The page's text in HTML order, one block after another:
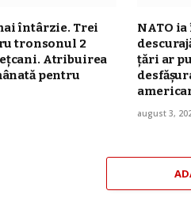
întârzie. Trei
tronsonul 2
Atribuirea
pentru
NATO
țări ar
august 3,